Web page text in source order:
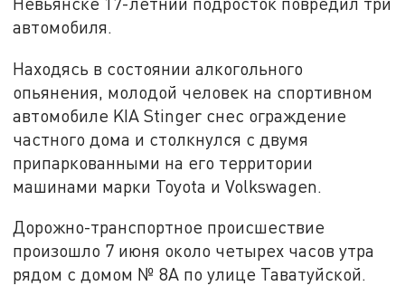
автомобиля.
Находясь в состоянии алкогольного
опьянения, молодой человек на спортивном
автомобиле KIA Stinger снес ограждение
частного дома и столкнулся с двумя
припаркованными на его территории
машинами марки Toyota и Volkswagen.
Дорожно-транспортное происшествие
произошло 7 июня около четырех часов утра
рядом с домом № 8А по улице Таватуйской.